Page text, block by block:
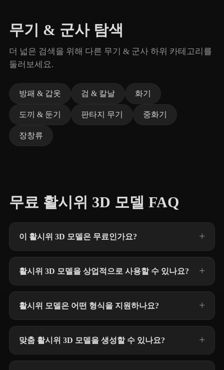
무기 & 군사 탐색
더 넓은 검색을 위해 다른 무기 & 군사 하위 카테고리를
둘러보세요.
방패 & 갑옷 검 & 칼날 화기
도끼 & 둔기 판타지 무기 중화기
장창류
무료 활시위 3D 모델 FAQ
이 활시위 3D 모델은 무료인가요?
활시위 3D 모델을 상업적으로 사용할 수 있나요?
활시위 모델은 어떤 형식을 지원하나요?
맞춤 활시위 3D 모델을 생성할 수 있나요?